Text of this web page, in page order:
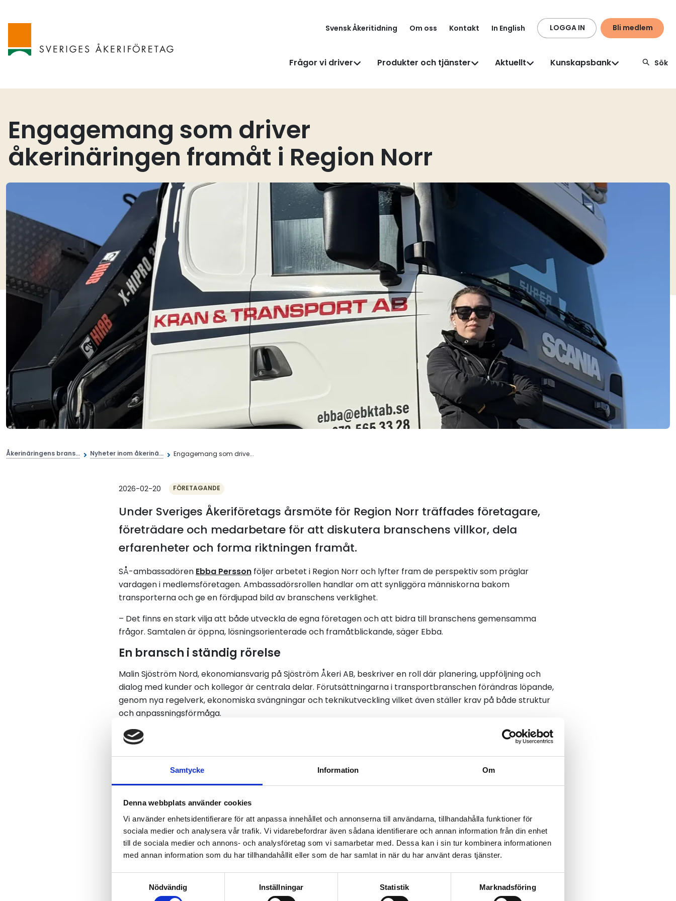
Samtycke Information Om
Denna webbplats använder cookies
Vi använder enhetsidentifierare för att anpassa innehållet och annonserna till användarna, tillhandahålla funktioner för
sociala medier och analysera vår trafik. Vi vidarebefordrar även sådana identifierare och annan information från din enhet
till de sociala medier och annons- och analysföretag som vi samarbetar med. Dessa kan i sin tur kombinera informationen
med annan information som du har tillhandahållit eller som de har samlat in när du har använt deras tjänster.
Nödvändig
Inställningar Statistik Marknadsföring
Svensk Åkeritidning Om oss Kontakt In English LOGGA IN Bli medlem
Frågor vi driver Produkter och tjänster Aktuellt Kunskapsbank Sök
Engagemang som driver
åkerinäringen framåt i Region Norr
Åkerinäringens brans... Nyheter inom åkerinä... Engagemang som drive...
2026-02-20 FÖRETAGANDE
Under Sveriges Åkeriföretags årsmöte för Region Norr träffades företagare,
företrädare och medarbetare för att diskutera branschens villkor, dela
erfarenheter och forma riktningen framåt.
SÅ-ambassadören Ebba Persson följer arbetet i Region Norr och lyfter fram de perspektiv som präglar
vardagen i medlemsföretagen. Ambassadörsrollen handlar om att synliggöra människorna bakom
transporterna och ge en fördjupad bild av branschens verklighet.
– Det finns en stark vilja att både utveckla de egna företagen och att bidra till branschens gemensamma
frågor. Samtalen är öppna, lösningsorienterade och framåtblickande, säger Ebba.
En bransch i ständig rörelse
Malin Sjöström Nord, ekonomiansvarig på Sjöström Åkeri AB, beskriver en roll där planering, uppföljning och
dialog med kunder och kollegor är centrala delar. Förutsättningarna i transportbranschen förändras löpande,
genom nya regelverk, ekonomiska svängningar och teknikutveckling vilket även ställer krav på både struktur
och anpassningsförmåga.
Samtidigt lyfter hon den särskilda yrkesstolthet som präglar åkerinäringen.
– Vi är en del av samhällets grundfunktion. Det skapar både ansvarskänsla och gemenskap, säger hon.
Företagande med helhetsperspektiv
Kim Kristoffersson, vd på JKP Åkeri AB och engagerad i regionens styrelsearbete, pekar på balansen mellan
lönsamhet och medarbetaransvar som en av företagandets viktigaste frågor.
– Åkeriverksamhet kräver snabba beslut och flexibilitet, men också långsiktig planering. Samtidigt erbjuder
branschen en bredd av möjligheter för den som vill utvecklas oavsett om det handlar om ledarskap, teknik
eller olika typer av transporter. Det är en näring med stor variation och många vägar framåt, konstaterar han.